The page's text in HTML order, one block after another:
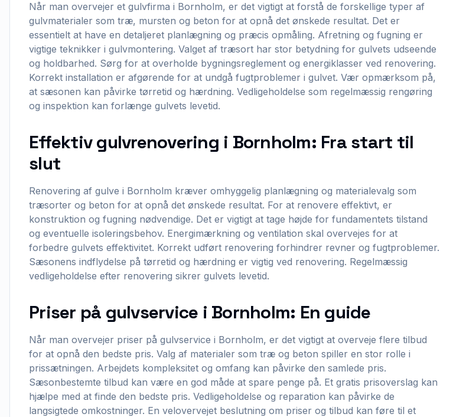
Når man overvejer et gulvfirma i Bornholm, er det vigtigt at forstå de forskellige typer af
gulvmaterialer som træ, mursten og beton for at opnå det ønskede resultat. Det er
essentielt at have en detaljeret planlægning og præcis opmåling. Afretning og fugning er
vigtige teknikker i gulvmontering. Valget af træsort har stor betydning for gulvets udseende
og holdbarhed. Sørg for at overholde bygningsreglement og energiklasser ved renovering.
Korrekt installation er afgørende for at undgå fugtproblemer i gulvet. Vær opmærksom på,
at sæsonen kan påvirke tørretid og hærdning. Vedligeholdelse som regelmæssig rengøring
og inspektion kan forlænge gulvets levetid.
Effektiv gulvrenovering i Bornholm: Fra start til
slut
Renovering af gulve i Bornholm kræver omhyggelig planlægning og materialevalg som
træsorter og beton for at opnå det ønskede resultat. For at renovere effektivt, er
konstruktion og fugning nødvendige. Det er vigtigt at tage højde for fundamentets tilstand
og eventuelle isoleringsbehov. Energimærkning og ventilation skal overvejes for at
forbedre gulvets effektivitet. Korrekt udført renovering forhindrer revner og fugtproblemer.
Sæsonens indflydelse på tørretid og hærdning er vigtig ved renovering. Regelmæssig
vedligeholdelse efter renovering sikrer gulvets levetid.
Priser på gulvservice i Bornholm: En guide
Når man overvejer priser på gulvservice i Bornholm, er det vigtigt at overveje flere tilbud
for at opnå den bedste pris. Valg af materialer som træ og beton spiller en stor rolle i
prissætningen. Arbejdets kompleksitet og omfang kan påvirke den samlede pris.
Sæsonbestemte tilbud kan være en god måde at spare penge på. Et gratis prisoverslag kan
hjælpe med at finde den bedste pris. Vedligeholdelse og reparation kan påvirke de
langsigtede omkostninger. En velovervejet beslutning om priser og tilbud kan føre til et